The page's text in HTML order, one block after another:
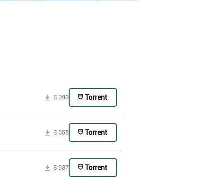
8 399 Torrent
3 655 Torrent
8 937 Torrent